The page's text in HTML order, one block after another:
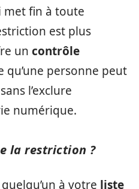
met fin à toute
est plus
un contrôle
qu’une personne peut
sans l’exclure
numérique.
la restriction ?
à votre liste